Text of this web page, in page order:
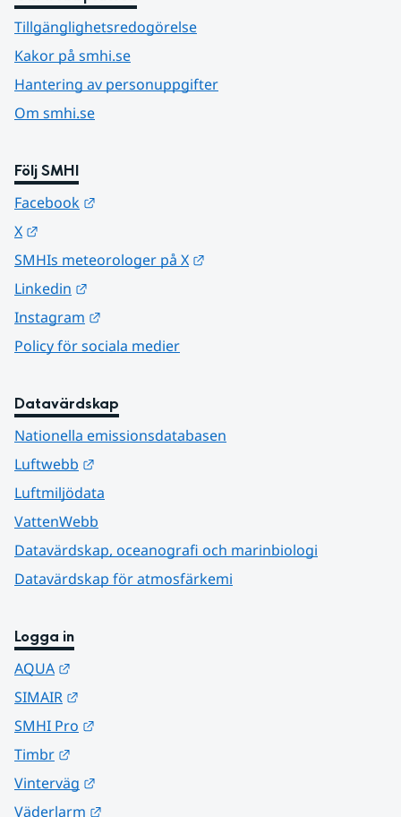
Tillgänglighetsredogörelse
Kakor på smhi.se
Hantering av personuppgifter
Om smhi.se
Följ SMHI
Facebook
X
SMHIs meteorologer på X
Linkedin
Instagram
Policy för sociala medier
Datavärdskap
Nationella emissionsdatabasen
Luftwebb
Luftmiljödata
VattenWebb
Datavärdskap, oceanografi och marinbiologi
Datavärdskap för atmosfärkemi
Logga in
AQUA
SIMAIR
SMHI Pro
Timbr
Vinterväg
Väderlarm